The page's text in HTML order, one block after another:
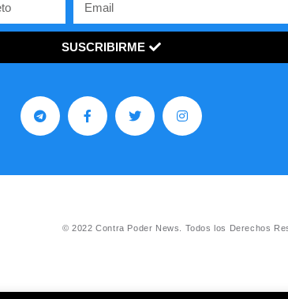
SUSCRIBIRME
© 2022 Contra Poder News. Todos los Derechos